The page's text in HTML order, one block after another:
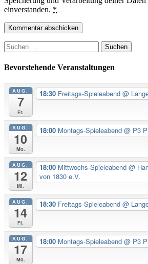
einverstanden. *
Suchen
nach:
Bevorstehende Veranstaltungen
AUG.
7
Fr.
18:30 Freitags-Spieleabend @
AUG.
10
Mo.
18:00 Montags-Spieleabend @ P3
AUG.
12
Mi.
18:00 Mittwochs-Spieleabend @
von 1830 e.V.
AUG.
14
Fr.
18:30 Freitags-Spieleabend @
AUG.
17
Mo.
18:00 Montags-Spieleabend @ P3